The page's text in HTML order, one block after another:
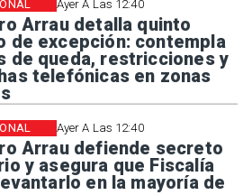
Ayer A Las 12:40
Arrau detalla quinto
de excepción: contempla
de queda, restricciones y
telefónicas en zonas
Ayer A Las 12:40
Arrau defiende secreto
y asegura que Fiscalía
en la mayoría de